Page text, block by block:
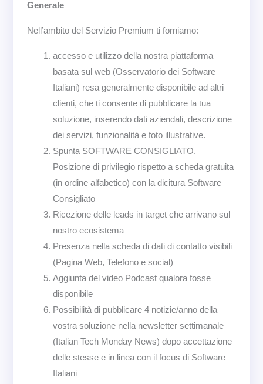
Generale
Nell’ambito del Servizio Premium ti forniamo:
accesso e utilizzo della nostra piattaforma
basata sul web (Osservatorio dei Software
Italiani) resa generalmente disponibile ad altri
clienti, che ti consente di pubblicare la tua
soluzione, inserendo dati aziendali, descrizione
dei servizi, funzionalità e foto illustrative.
Spunta SOFTWARE CONSIGLIATO.
Posizione di privilegio rispetto a scheda gratuita
(in ordine alfabetico) con la dicitura Software
Consigliato
Ricezione delle leads in target che arrivano sul
nostro ecosistema
Presenza nella scheda di dati di contatto visibili
(Pagina Web, Telefono e social)
Aggiunta del video Podcast qualora fosse
disponibile
Possibilità di pubblicare 4 notizie/anno della
vostra soluzione nella newsletter settimanale
(Italian Tech Monday News) dopo accettazione
delle stesse e in linea con il focus di Software
Italiani